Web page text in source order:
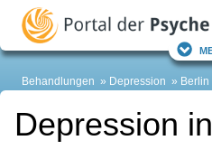
Behandlungen Depression Berlin
Depression